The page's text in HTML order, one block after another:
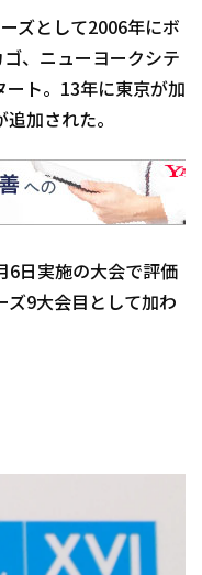
ズとして2006年にボ
、ニューヨークシテ
ト。13年に東京が加
加された。
6日実施の大会で評価
ズ9大会目として加わ